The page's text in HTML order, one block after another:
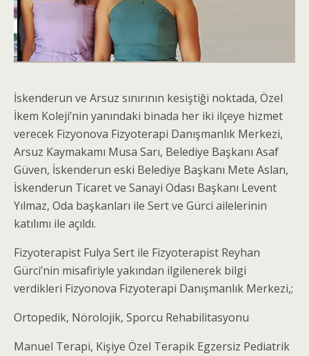
İskenderun ve Arsuz sınırının kesiştiği noktada, Özel
İkem Koleji’nin yanındaki binada her iki ilçeye hizmet
verecek Fizyonova Fizyoterapi Danışmanlık Merkezi,
Arsuz Kaymakamı Musa Sarı, Belediye Başkanı Asaf
Güven, İskenderun eski Belediye Başkanı Mete Aslan,
İskenderun Ticaret ve Sanayi Odası Başkanı Levent
Yılmaz, Oda başkanları ile Sert ve Gürci ailelerinin
katılımı ile açıldı.
Fizyoterapist Fulya Sert ile Fizyoterapist Reyhan
Gürci’nin misafiriyle yakından ilgilenerek bilgi
verdikleri Fizyonova Fizyoterapi Danışmanlık Merkezi,;
Ortopedik, Nörolojik, Sporcu Rehabilitasyonu
Manuel Terapi, Kişiye Özel Terapik Egzersiz Pediatrik